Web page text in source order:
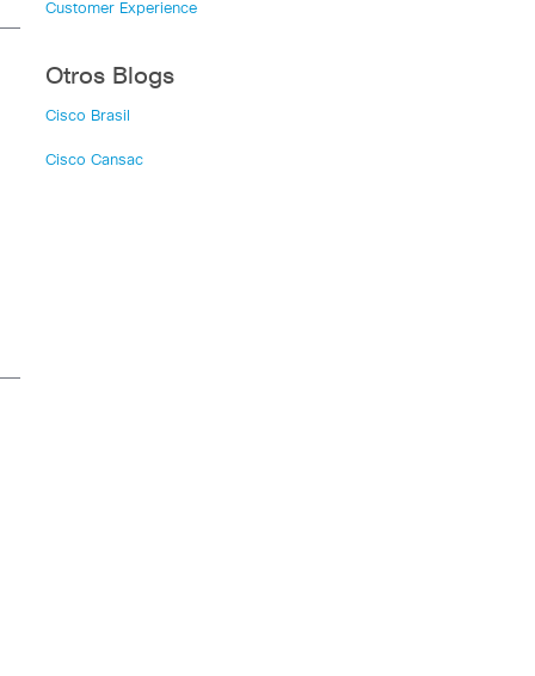
Customer Experience
Otros Blogs
Cisco Brasil
Cisco Cansac